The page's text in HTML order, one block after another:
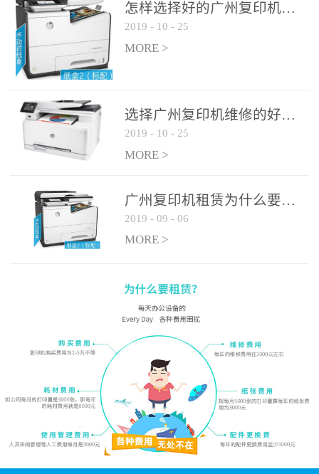
怎样选择好的广州复印机维修公司?
2019 - 10 - 25
MORE >
选择广州复印机维修的好处有哪些?
2019 - 10 - 25
MORE >
广州复印机租赁为什么要选大平台
2019 - 09 - 06
MORE >